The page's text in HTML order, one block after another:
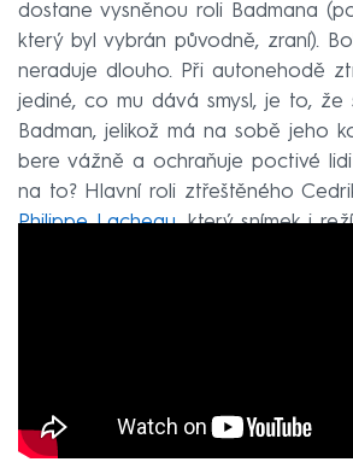
dostane vysněnou roli Badmana
který byl vybrán původně, zraní).
neraduje dlouho. Při autonehodě
jediné, co mu dává smysl, je to, že
Badman, jelikož má na sobě jeho
bere vážně a ochraňuje poctivé
na to? Hlavní roli ztřeštěného
Philippe Lacheau, který snímek i